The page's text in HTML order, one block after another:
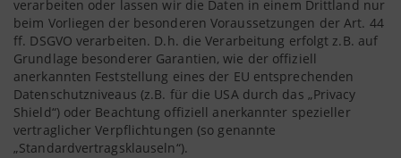
verarbeiten oder lassen wir die Daten in einem Drittland nur
beim Vorliegen der besonderen Voraussetzungen der Art. 44
ff. DSGVO verarbeiten. D.h. die Verarbeitung erfolgt z.B. auf
Grundlage besonderer Garantien, wie der offiziell
anerkannten Feststellung eines der EU entsprechenden
Datenschutzniveaus (z.B. für die USA durch das „Privacy
Shield“) oder Beachtung offiziell anerkannter spezieller
vertraglicher Verpflichtungen (so genannte
„Standardvertragsklauseln“).